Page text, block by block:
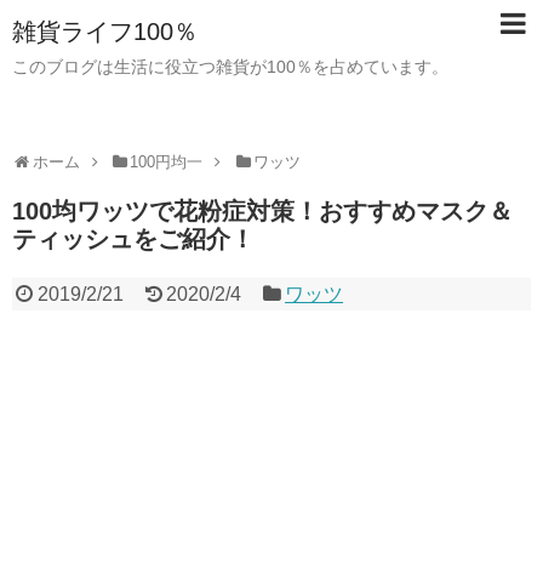
雑貨ライフ100％
このブログは生活に役立つ雑貨が100％を占めています。
ホーム 100円均一 ワッツ
100均ワッツで花粉症対策！おすすめマスク＆
ティッシュをご紹介！
2019/2/21 2020/2/4 ワッツ